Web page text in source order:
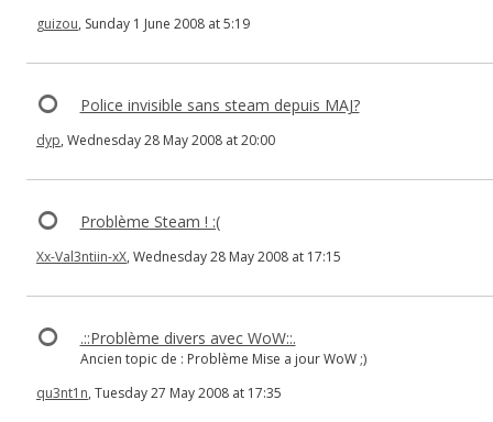
guizou, Sunday 1 June 2008 at 5:19
Police invisible sans steam depuis MAJ?
dyp, Wednesday 28 May 2008 at 20:00
Problème Steam ! :(
Xx-Val3ntiin-xX, Wednesday 28 May 2008 at 17:15
.::Problème divers avec WoW::.
Ancien topic de : Problème Mise a jour WoW ;)
qu3nt1n, Tuesday 27 May 2008 at 17:35